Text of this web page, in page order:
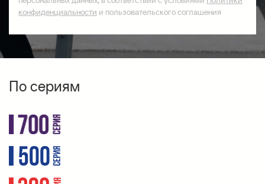
конфиденциальности и пользовательского соглашения
По сериям